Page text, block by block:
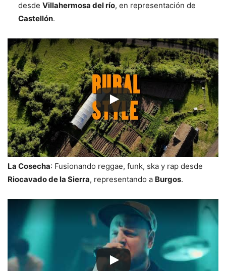
desde Villahermosa del río, en representación de
Castellón.
La Cosecha: Fusionando reggae, funk, ska y rap desde
Riocavado de la Sierra, representando a Burgos.